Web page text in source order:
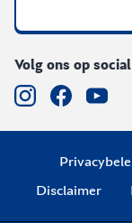
Volg ons op
Disclaimer